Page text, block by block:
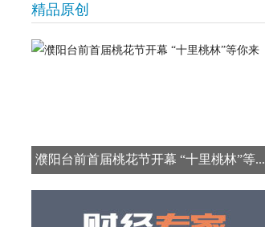
精品原创
濮阳台前首届桃花节开幕 “十里桃林”等...